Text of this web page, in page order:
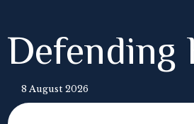
8 August 2026